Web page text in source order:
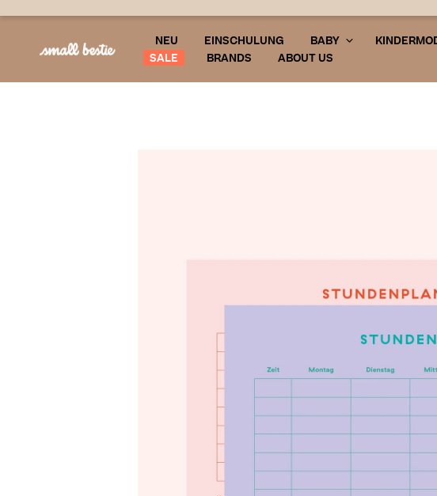
NEU EINSCHULUNG BABY
SALE
BRANDS ABOUT US